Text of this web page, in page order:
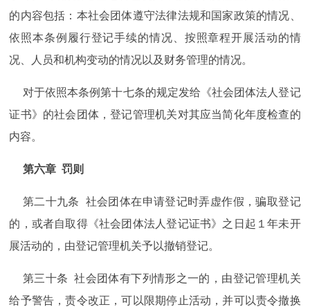
的内容包括：本社会团体遵守法律法规和国家政策的情况、
依照本条例履行登记手续的情况、按照章程开展活动的情
况、人员和机构变动的情况以及财务管理的情况。
对于依照本条例第十七条的规定发给《社会团体法人登记
证书》的社会团体，登记管理机关对其应当简化年度检查的
内容。
第六章 罚则
第二十九条 社会团体在申请登记时弄虚作假，骗取登记
的，或者自取得《社会团体法人登记证书》之日起１年未开
展活动的，由登记管理机关予以撤销登记。
第三十条 社会团体有下列情形之一的，由登记管理机关
给予警告，责令改正，可以限期停止活动，并可以责令撤换